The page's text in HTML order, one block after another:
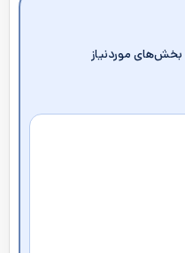
بخش‌های موردنیاز